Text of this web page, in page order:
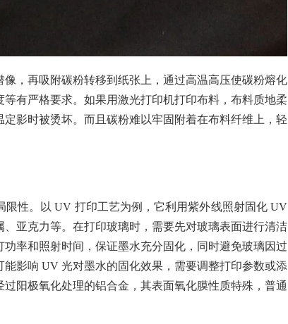
，再吸附碳粉转移到纸张上，通过高温高压使碳粉熔化
有严格要求。如果用激光打印机打印布料，布料质地柔
影时被烫坏。而且碳粉难以牢固附着在布料纤维上，轻
性。以 UV 打印工艺为例，它利用紫外线照射固化 UV
亚克力等。在打印玻璃时，需要先对玻璃表面进行清洁
率和照射时间，保证墨水充分固化，同时避免玻璃因过
影响 UV 光对墨水的固化效果，需要调整打印参数或添
阳极氧化处理的铝合金，其表面氧化膜性质特殊，普通